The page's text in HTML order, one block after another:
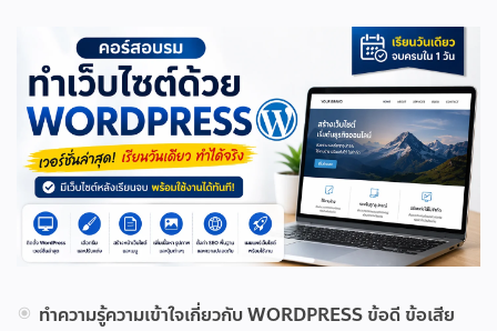
ทำความรู้ความเข้าใจเกี่ยวกับ WORDPRESS ข้อดี ข้อเสีย